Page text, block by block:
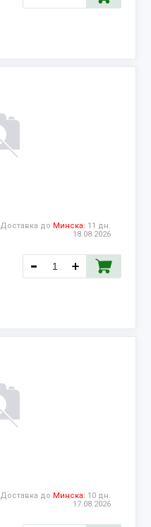
Доставка до Минска: 11 дн.
18.08.2026
Доставка до Минска: 10 дн.
17.08.2026